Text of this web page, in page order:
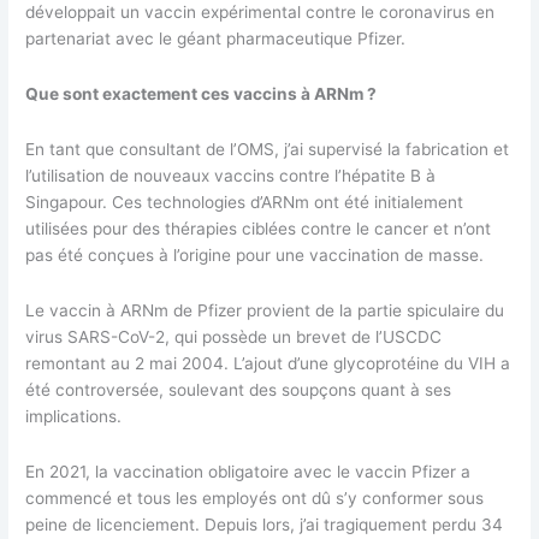
développait un vaccin expérimental contre le coronavirus en
partenariat avec le géant pharmaceutique Pfizer.
Que sont exactement ces vaccins à ARNm ?
En tant que consultant de l’OMS, j’ai supervisé la fabrication et
l’utilisation de nouveaux vaccins contre l’hépatite B à
Singapour. Ces technologies d’ARNm ont été initialement
utilisées pour des thérapies ciblées contre le cancer et n’ont
pas été conçues à l’origine pour une vaccination de masse.
Le vaccin à ARNm de Pfizer provient de la partie spiculaire du
virus SARS-CoV-2, qui possède un brevet de l’USCDC
remontant au 2 mai 2004. L’ajout d’une glycoprotéine du VIH a
été controversée, soulevant des soupçons quant à ses
implications.
En 2021, la vaccination obligatoire avec le vaccin Pfizer a
commencé et tous les employés ont dû s’y conformer sous
peine de licenciement. Depuis lors, j’ai tragiquement perdu 34